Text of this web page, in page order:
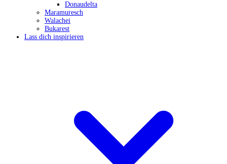
Donaudelta
Maramuresch
Walachei
Bukarest
Lass dich inspirieren